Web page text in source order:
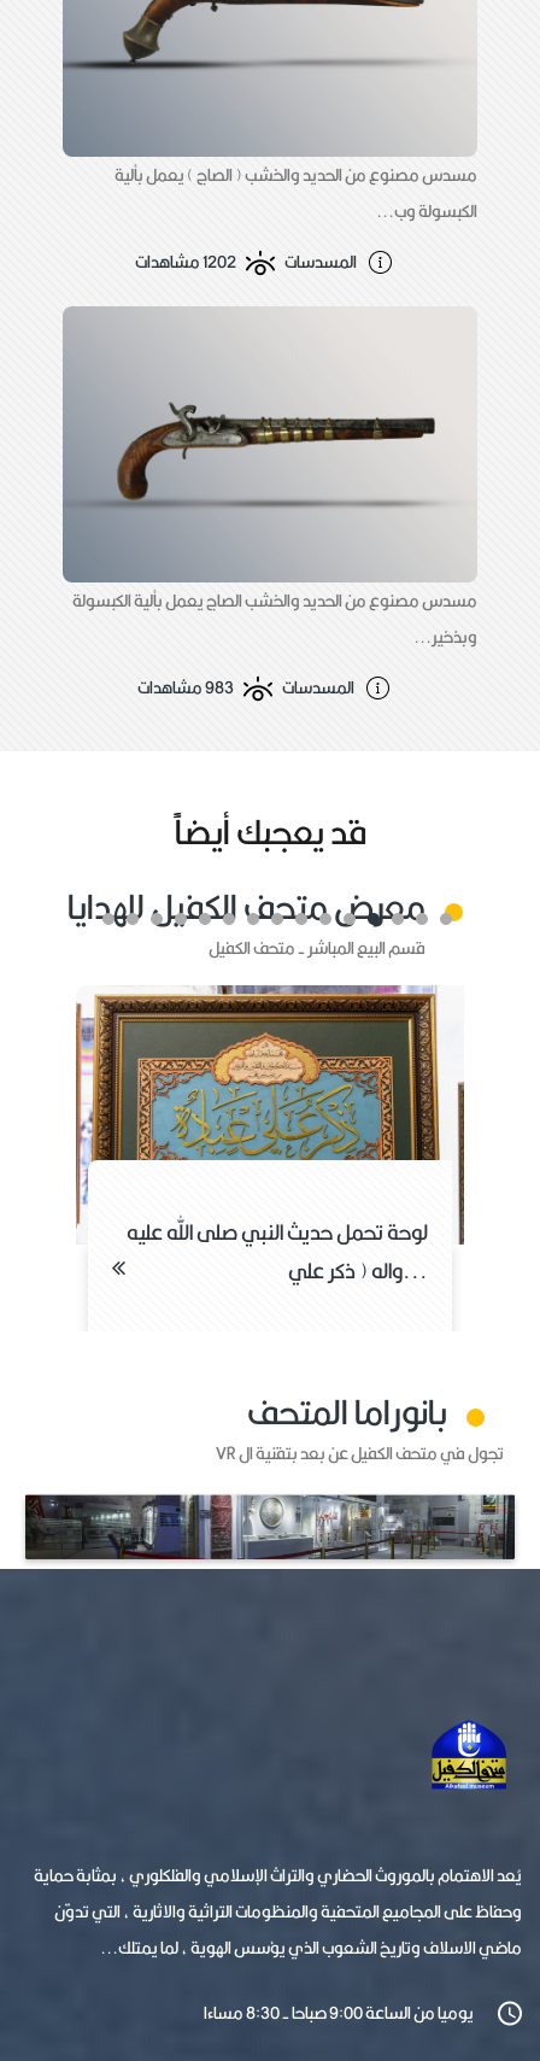
مسدس مصنوع من الحديد والخشب ( الصاج ) يعمل بألية
الكبسولة وب...
المسدسات
1202 مشاهدات
مسدس مصنوع من الحديد والخشب الصاج يعمل بألية الكبسولة
وبذخير...
المسدسات
983 مشاهدات
قد يعجبك أيضاًً
معرض متحف الكفيل للهدايا
قسم البيع المباشر - متحف الكفيل
لوحة تحمل نقشاً لآية الكرسي المباركة
بانوراما المتحف
تجول في متحف الكفيل عن بعد بتقنية ال VR
يُعد الاهتمام بالموروث الحضاري والتراث الإسلامي والفلكلوري ، بمثابة حماية
وحفاظ على المجاميع المتحفية والمنظومات التراثية والاثارية ، التي تدوّن
ماضي الاسلاف وتاريخ الشعوب الذي يؤسس الهوية ، لما يمتلك...
يوميا من الساعة 9:00 صباحا - 8:30 مساءا